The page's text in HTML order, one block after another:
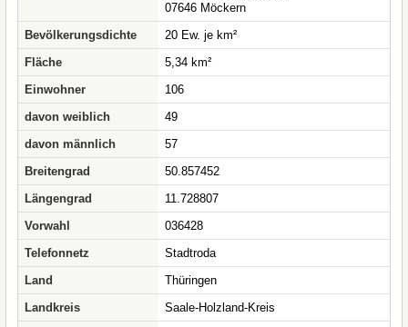
07646 Möckern
Bevölkerungsdichte
20 Ew. je km²
Fläche
5,34 km²
Einwohner
106
davon weiblich
49
davon männlich
57
Breitengrad
50.857452
Längengrad
11.728807
Vorwahl
036428
Telefonnetz
Stadtroda
Land
Thüringen
Landkreis
Saale-Holzland-Kreis